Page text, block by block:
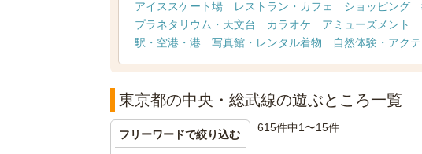
アイススケート場
レストラン・カフェ ショッピング
プラネタリウム・天文台
カラオケ アミューズメント
駅・空港・港
写真館・レンタル着物 自然体験・アク
東京都の中央・総武線の遊ぶところ一覧
615件中1〜15件
フリーワードで絞り込む